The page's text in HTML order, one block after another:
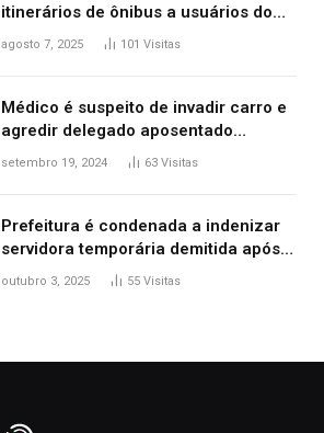
itinerários de ônibus a usuários do
transporte público de Palmas; confira
agosto 7, 2025 101 Visitas
Médico é suspeito de invadir carro e
agredir delegado aposentado
durante confusão no trânsito
setembro 19, 2024 63 Visitas
Prefeitura é condenada a indenizar
servidora temporária demitida após
nascimento da filha
outubro 3, 2025 55 Visitas